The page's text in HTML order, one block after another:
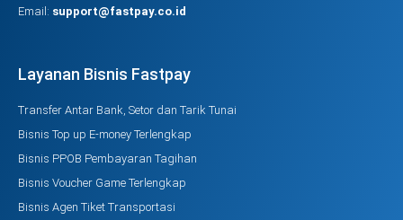
Email: support@fastpay.co.id
Layanan Bisnis Fastpay
Transfer Antar Bank, Setor dan Tarik Tunai
Bisnis Top up E-money Terlengkap
Bisnis PPOB Pembayaran Tagihan
Bisnis Voucher Game Terlengkap
Bisnis Agen Tiket Transportasi